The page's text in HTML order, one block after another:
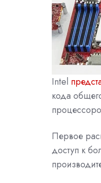
Intel
кода
Первое
доступ к